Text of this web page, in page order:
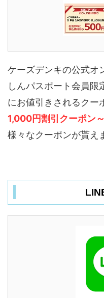
ケーズデンキの公式オ
しんパスポート会員限
にお値引きされるクー
1,000円割引クーポン
様々なクーポンが貰え